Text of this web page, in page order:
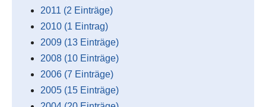
2011 (2 Einträge)
2010 (1 Eintrag)
2009 (13 Einträge)
2008 (10 Einträge)
2006 (7 Einträge)
2005 (15 Einträge)